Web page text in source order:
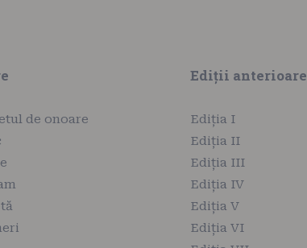
de onoare
Ediții anterioare
Ediția I
Ediția II
Ediția III
Ediția IV
Ediția V
Ediția VI